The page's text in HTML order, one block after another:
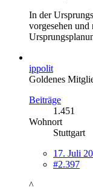
In der
vorgesehen
ippolit
Goldenes
Beiträge
1.451
Wohnort
Stuttgart
17. Juli
#2.397
^